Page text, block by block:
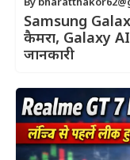
By
Samsung
कैमरा, Galaxy
जानकारी